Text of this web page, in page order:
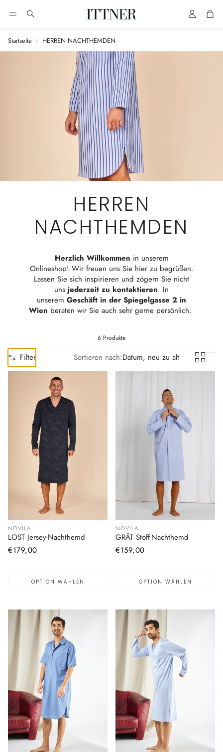
Suche AccountCart
Startseite HERREN NACHTHEMDEN
HERREN
NACHTHEMDEN
Herzlich Willkommen in unserem
Onlineshop! Wirfreuen uns Sie hier zu begrüßen.
Lassen Sie sich inspirieren und zögern Sie nicht
uns jederzeit zu kontaktieren. In
unserem Geschäft in der Spiegelgasse 2 in
Wien beraten wir Sie auch sehr gerne persönlich.
6 Produkte
Filter Sortieren nach:Datum, neu zu alt
NOVILA
LOST Jersey-Nachthemd
Normaler
€179,00
OPTION WÄHLEN
NOVILA
GRÄT Stoff-Nachthemd
Normaler
€159,00
OPTION WÄHLEN